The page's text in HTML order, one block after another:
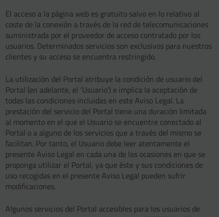
El acceso a la página web es gratuito salvo en lo relativo al
coste de la conexión a través de la red de telecomunicaciones
suministrada por el proveedor de acceso contratado por los
usuarios. Determinados servicios son exclusivos para nuestros
clientes y su acceso se encuentra restringido.
La utilización del Portal atribuye la condición de usuario del
Portal (en adelante, el ‘Usuario’) e implica la aceptación de
todas las condiciones incluidas en este Aviso Legal. La
prestación del servicio del Portal tiene una duración limitada
al momento en el que el Usuario se encuentre conectado al
Portal o a alguno de los servicios que a través del mismo se
facilitan. Por tanto, el Usuario debe leer atentamente el
presente Aviso Legal en cada una de las ocasiones en que se
proponga utilizar el Portal, ya que éste y sus condiciones de
uso recogidas en el presente Aviso Legal pueden sufrir
modificaciones.
Algunos servicios del Portal accesibles para los usuarios de